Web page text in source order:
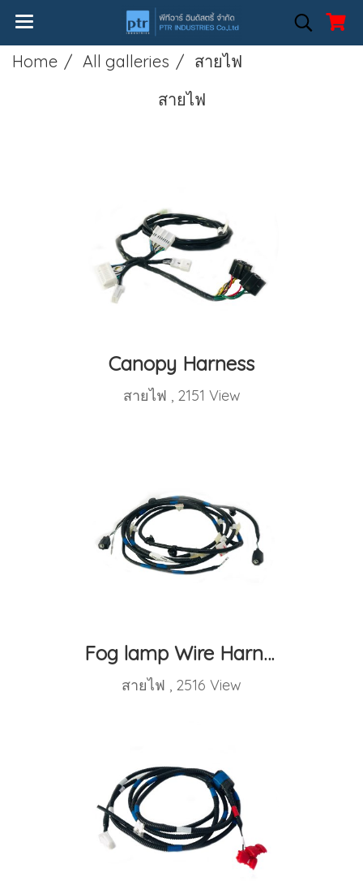
Home All galleries
สายไฟ
สายไฟ
Canopy Harness
สายไฟ , 2151 View
Fog lamp Wire Harness
สายไฟ , 2516 View